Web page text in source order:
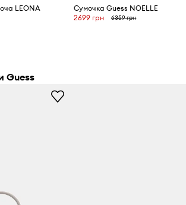
LEONA
Сумочка Guess NOELLE
2699 грн
6359 грн
Guess